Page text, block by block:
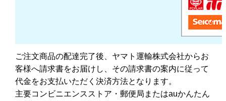
ご注文商品の配達完了後、ヤマト運輸株式会社からお
客様へ請求書をお届けし、その請求書の案内に従って
代金をお支払いただく決済方法となります。
主要コンビニエンスストア・郵便局またはauかんたん